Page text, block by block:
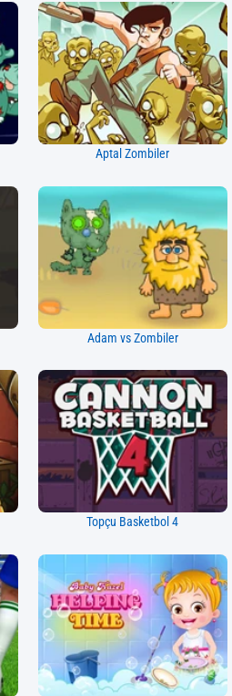
Aptal Zombiler
Adam vs Zombiler
Topçu Basketbol 4